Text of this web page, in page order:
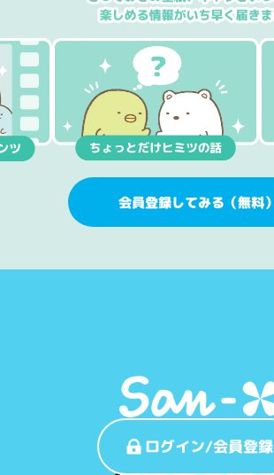
会員登録してみる（無料）
ログイン/会員登録